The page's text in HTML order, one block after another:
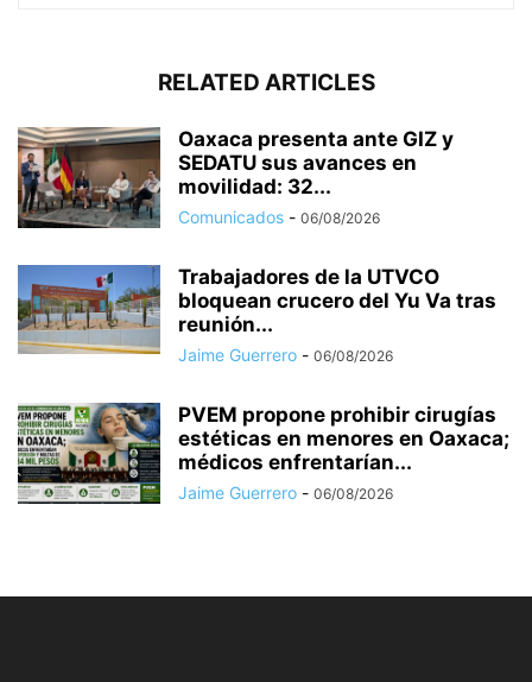
RELATED ARTICLES
Oaxaca presenta ante GIZ y
SEDATU sus avances en
movilidad: 32...
Comunicados - 06/08/2026
Trabajadores de la UTVCO
bloquean crucero del Yu Va tras
reunión...
Jaime Guerrero - 06/08/2026
PVEM propone prohibir cirugías
estéticas en menores en Oaxaca;
médicos enfrentarían...
Jaime Guerrero - 06/08/2026